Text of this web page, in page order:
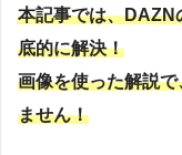
本記事では、DAZN
底的に解決！
画像を使った解説
ません！